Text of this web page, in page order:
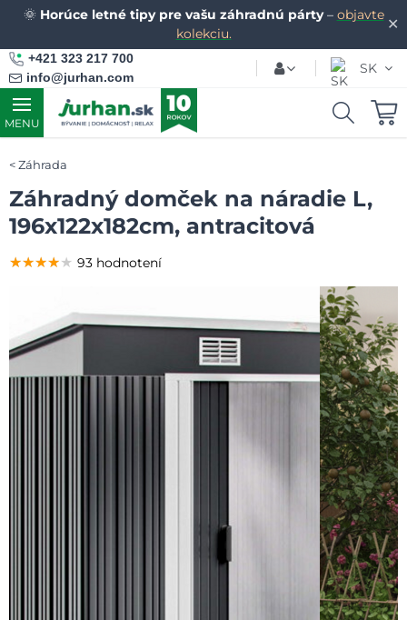
✕
🌞 Horúce letné tipy pre vašu záhradnú párty– objavte
kolekciu.
+421 323 217 700
info@jurhan.com
SK
MENU
Záhrada
Záhradný domček na náradie L,
196x122x182cm, antracitová
★★★★★
★★★★★
★★★★★ 93 hodnotení